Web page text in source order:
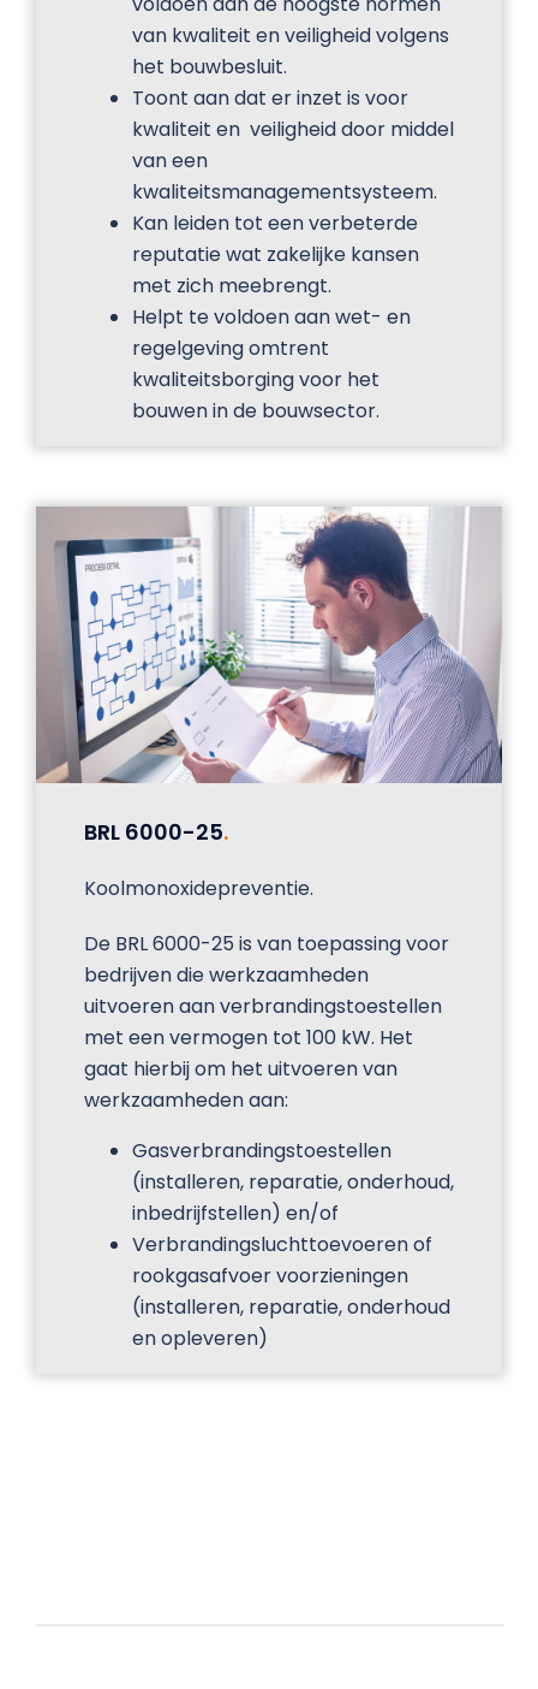
van kwaliteit en veiligheid volgens
het bouwbesluit.
Toont aan dat er inzet is voor
kwaliteit en veiligheid door middel
van een
kwaliteitsmanagementsysteem.
Kan leiden tot een verbeterde
reputatie wat zakelijke kansen
met zich meebrengt.
Helpt te voldoen aan wet- en
regelgeving omtrent
kwaliteitsborging voor het
bouwen in de bouwsector.
BRL 6000-25.
Koolmonoxidepreventie.
De BRL 6000-25 is van toepassing voor
bedrijven die werkzaamheden
uitvoeren aan verbrandingstoestellen
met een vermogen tot 100 kW. Het
gaat hierbij om het uitvoeren van
werkzaamheden aan:
Gasverbrandingstoestellen
(installeren, reparatie, onderhoud,
inbedrijfstellen) en/of
Verbrandingsluchttoevoeren of
rookgasafvoer voorzieningen
(installeren, reparatie, onderhoud
en opleveren)